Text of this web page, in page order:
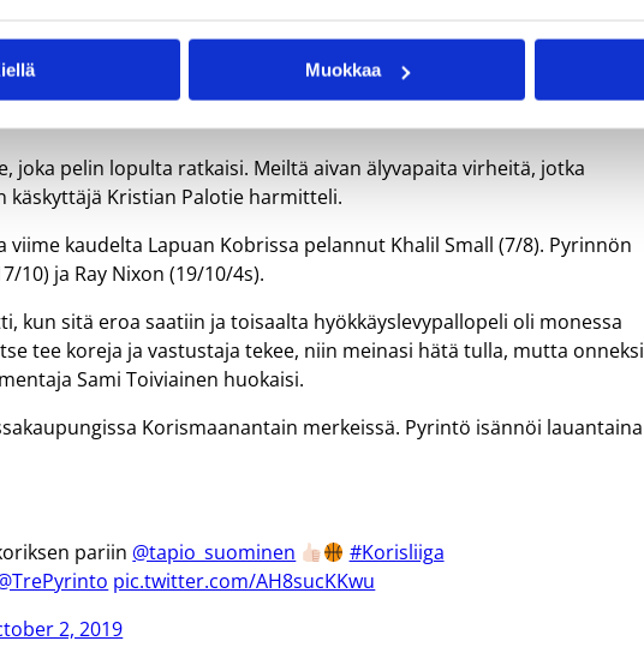
Muokkaa
tällä kertaa vieraskentällä Kaarinan Ura Basket
tehopelaaja oli lähes tripla-tuplaa uhannut Stephaun Branch
vahvalla itseluottamuksella.
joka pelin lopulta ratkaisi. Meiltä aivan älyvapaita virheitä, jotka
Kristian Palotie harmitteli.
kaudelta Lapuan Kobrissa pelannut Khalil Small (7/8). Pyrinnön
10) ja Ray Nixon (19/10/4s).
kun sitä eroa saatiin ja toisaalta hyökkäyslevypallopeli oli monessa
tee koreja ja vastustaja tekee, niin meinasi hätä tulla, mutta onneksi
Sami Toiviainen huokaisi.
Korismaanantain merkeissä. Pyrintö isännöi lauantaina
pariin @tapio_suominen
#Korisliiga
pic.twitter.com/AH8sucKKwu
2, 2019